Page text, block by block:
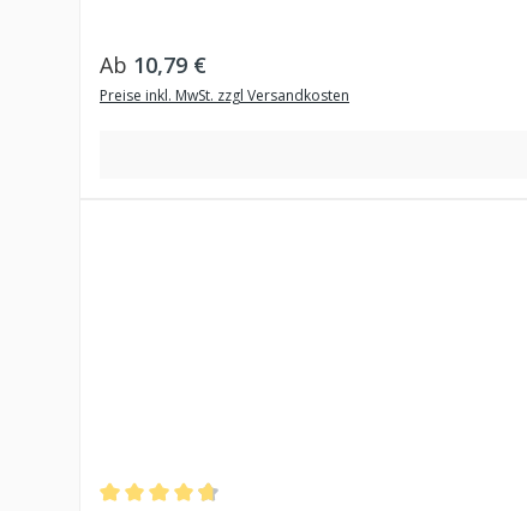
Regulärer Preis:
Ab 10,79 €
Preise inkl. MwSt. zzgl Versandkosten